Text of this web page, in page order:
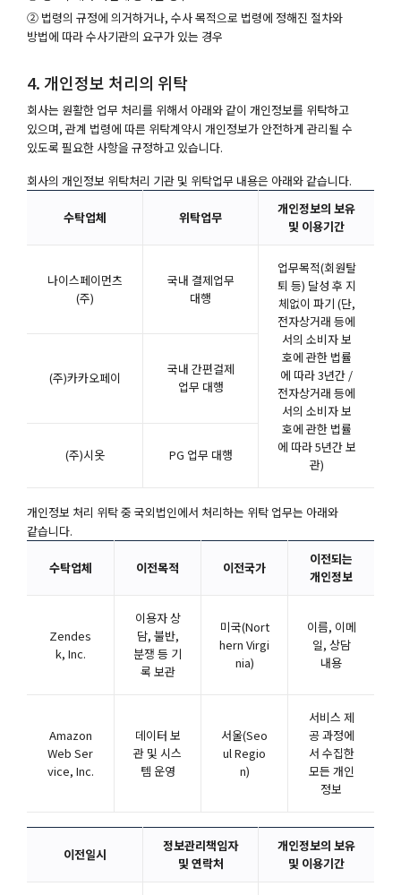
② 법령의 규정에 의거하거나, 수사 목적으로 법령에 정해진 절차와
방법에 따라 수사기관의 요구가 있는 경우
4. 개인정보 처리의 위탁
회사는 원활한 업무 처리를 위해서 아래와 같이 개인정보를 위탁하고
있으며, 관계 법령에 따른 위탁계약시 개인정보가 안전하게 관리될 수
있도록 필요한 사항을 규정하고 있습니다.
회사의 개인정보 위탁처리 기관 및 위탁업무 내용은 아래와 같습니다.
수탁업체 위탁업무
개인정보의 보유
및 이용기간
나이스페이먼츠
(주)
국내 결제업무
대행
업무목적(회원탈
퇴 등) 달성 후 지
체없이 파기 (단,
전자상거래 등에
서의 소비자 보
호에 관한 법률
에 따라 3년간 /
전자상거래 등에
서의 소비자 보
호에 관한 법률
에 따라 5년간 보
관)
(주)카카오페이
국내 간편걸제
업무 대행
(주)시옷 PG 업무 대행
개인정보 처리 위탁 중 국외법인에서 처리하는 위탁 업무는 아래와
같습니다.
수탁업체 이전목적 이전국가
이전되는
개인정보
Zendes
k, Inc.
이용자 상
담, 불반,
분쟁 등 기
록 보관
미국(Nort
hern Virgi
nia)
이름, 이메
일, 상담
내용
Amazon
Web Ser
vice, Inc.
데이터 보
관 및 시스
템 운영
서울(Seo
ul Regio
n)
서비스 제
공 과정에
서 수집한
모든 개인
정보
이전일시
정보관리책임자
및 연락처
개인정보의 보유
및 이용기간